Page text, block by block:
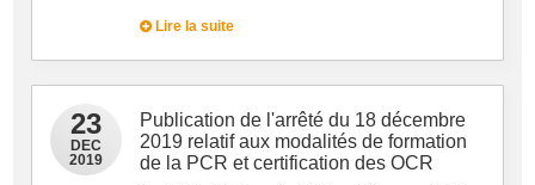
Lire la suite
23
DEC
2019
Publication de l'arrêté du 18 décembre
2019 relatif aux modalités de formation
de la PCR et certification des OCR